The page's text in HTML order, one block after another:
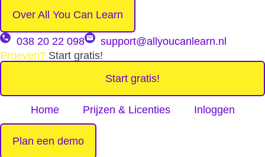
Over All You Can Learn
038 20 22 098
support@allyoucanlearn.nl
Proeven? Start gratis!
Start gratis!
Home Prijzen & Licenties Inloggen
Plan een demo